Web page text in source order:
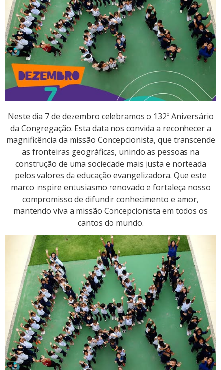
Neste dia 7 de dezembro celebramos o 132º Aniversário
da Congregação. Esta data nos convida a reconhecer a
magnificência da missão Concepcionista, que transcende
as fronteiras geográficas, unindo as pessoas na
construção de uma sociedade mais justa e norteada
pelos valores da educação evangelizadora. Que este
marco inspire entusiasmo renovado e fortaleça nosso
compromisso de difundir conhecimento e amor,
mantendo viva a missão Concepcionista em todos os
cantos do mundo.